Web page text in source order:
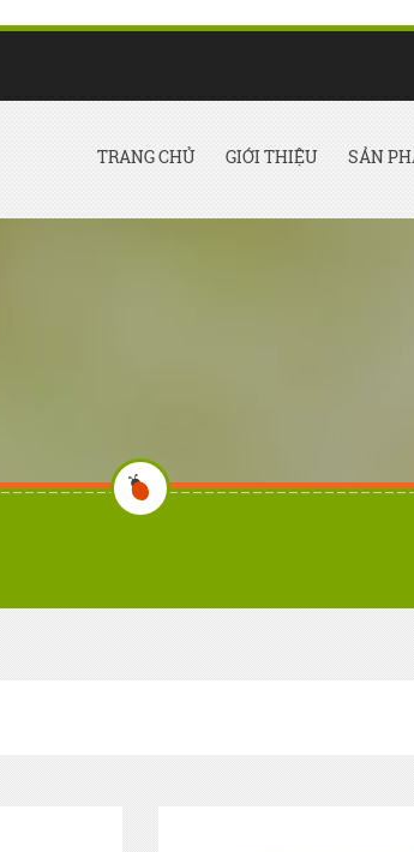
TRANG CHỦ GIỚI THIỆU SẢN